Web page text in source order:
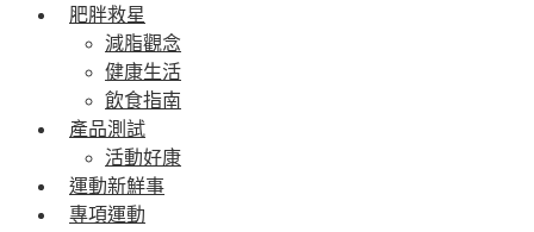
肥胖救星
減脂觀念
健康生活
飲食指南
產品測試
活動好康
運動新鮮事
專項運動